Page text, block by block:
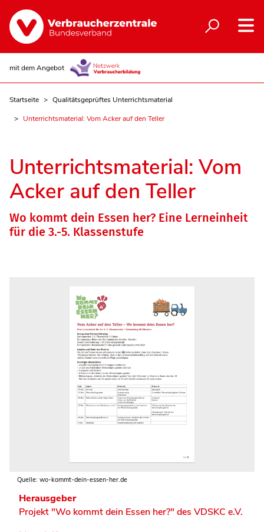
mit dem Angebot
Startseite
Qualitätsgeprüftes Unterrichtsmaterial
Unterrichtsmaterial: Vom Acker auf den Teller
Unterrichtsmaterial: Vom
Acker auf den Teller
Wo kommt dein Essen her? Eine Lerneinheit
für die 3.-5. Klassenstufe
Quelle: wo-kommt-dein-essen-her.de
Herausgeber
Projekt "Wo kommt dein Essen her?" des VDSKC e.V.